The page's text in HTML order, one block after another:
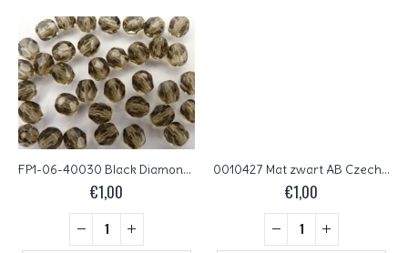
FP1-06-40030 Black Diamond Czech Glass Facet Firepolish 6 mm 25 stuks
€1,00
0010427 Mat zwart AB Czech Glass Facet Firepolish 6 mm 25 stuks
€1,00